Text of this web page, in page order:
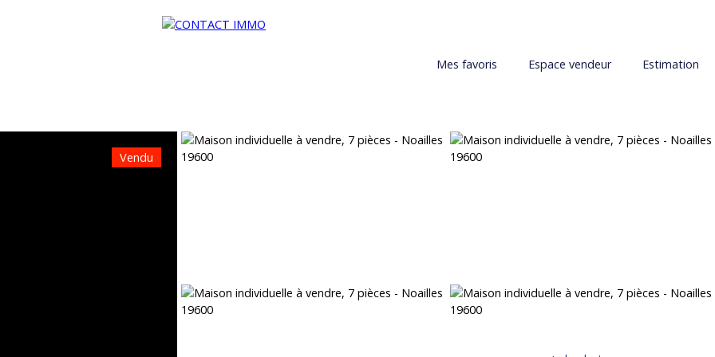
Mes favoris Espace vendeur Estimation
Vendu